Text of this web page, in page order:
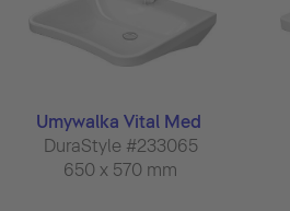
Umywalka Vital Med
DuraStyle #233065
650 x 570 mm